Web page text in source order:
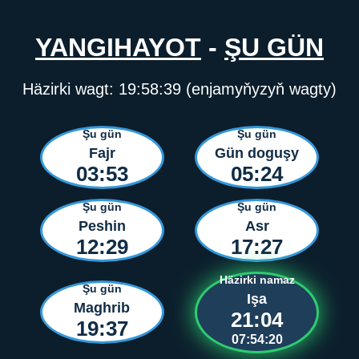
YANGIHAYOT - ŞU GÜN
Häzirki wagt: 19:58:39 (enjamyňyzyň wagty)
Şu gün
Fajr
03:53
Şu gün
Gün doguşy
05:24
Şu gün
Peshin
12:29
Şu gün
Asr
17:27
Şu gün
Maghrib
19:37
Häzirki namaz
Işa
21:04
07:54:20